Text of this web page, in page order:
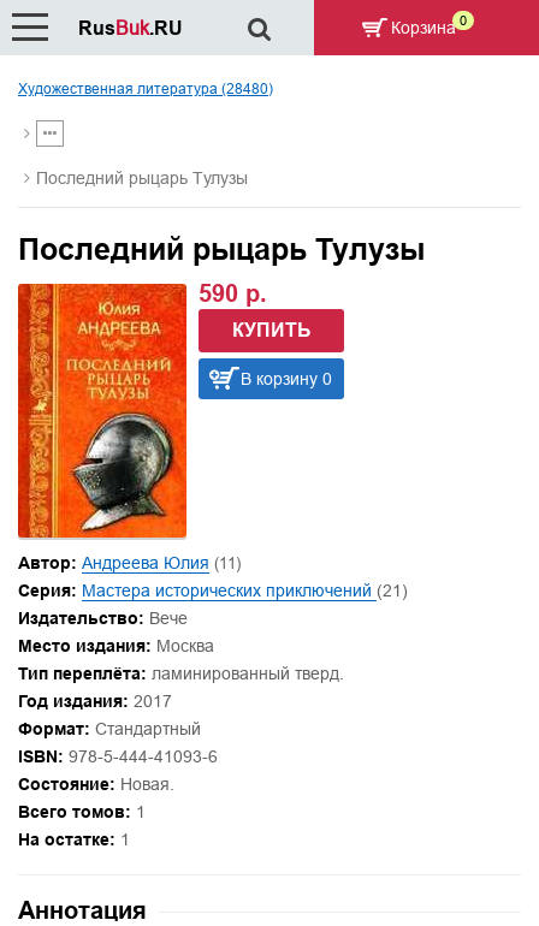
Художественная литература (28480)
Последний рыцарь Тулузы
Последний рыцарь Тулузы
590 р.
КУПИТЬ
В корзину 0
Автор: Андреева Юлия (11)
Серия: Мастера исторических приключений (21)
Издательство: Вече
Место издания: Москва
Тип переплёта: ламинированный тверд.
Год издания: 2017
Формат: Стандартный
ISBN: 978-5-444-41093-6
Состояние: Новая.
Всего томов: 1
На остатке: 1
Аннотация
RusBuk.RU Корзина 0